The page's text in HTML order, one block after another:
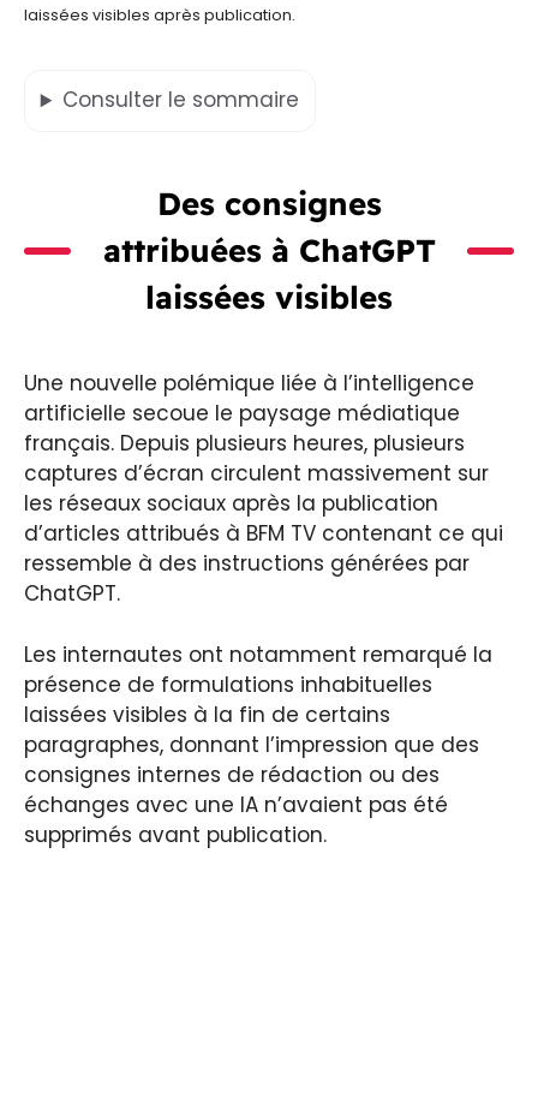
laissées visibles après publication.
Consulter le sommaire
Des consignes
attribuées à ChatGPT
laissées visibles
Une nouvelle polémique liée à l’intelligence
artificielle secoue le paysage médiatique
français. Depuis plusieurs heures, plusieurs
captures d’écran circulent massivement sur
les réseaux sociaux après la publication
d’articles attribués à BFM TV contenant ce qui
ressemble à des instructions générées par
ChatGPT.
Les internautes ont notamment remarqué la
présence de formulations inhabituelles
laissées visibles à la fin de certains
paragraphes, donnant l’impression que des
consignes internes de rédaction ou des
échanges avec une IA n’avaient pas été
supprimés avant publication.